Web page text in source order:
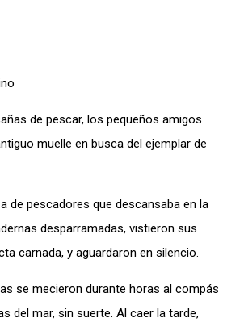
de pescar, los pequeños amigos
muelle en busca del ejemplar de
de pescadores que descansaba en la
desparramadas, vistieron sus
carnada, y aguardaron en silencio.
se mecieron durante horas al compás
del mar, sin suerte. Al caer la tarde,